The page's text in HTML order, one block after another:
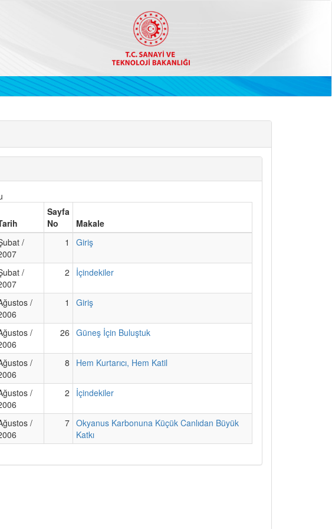
Sayfa
No
Makale
/
1 Giriş
/
2 İçindekiler
/
1 Giriş
/
26 Güneş İçin Buluştuk
/
8 Hem Kurtarıcı, Hem Katil
/
2 İçindekiler
/
7 Okyanus Karbonuna Küçük Canlıdan Büyük
Katkı